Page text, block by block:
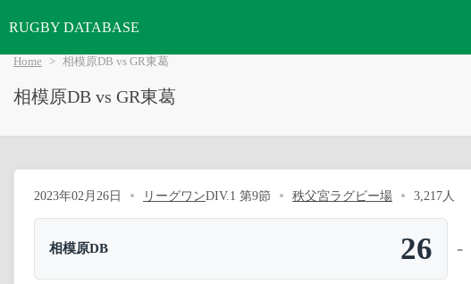
RUGBY DATABASE
Home 相模原DB vs GR東葛
相模原DB vs GR東葛
2023年02月26日 リーグワンDIV.1 第9節 秩父宮ラグビー場 3,217人
相模原DB 26 -